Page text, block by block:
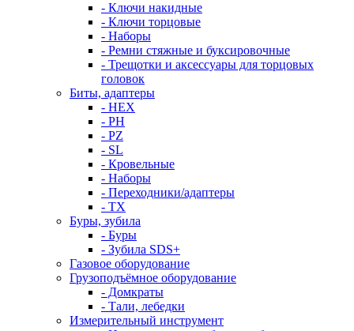
- Ключи накидные
- Ключи торцовые
- Наборы
- Ремни стяжные и буксировочные
- Трещотки и аксессуары для торцовых
головок
Биты, адаптеры
- HEX
- PH
- PZ
- SL
- Кровельные
- Наборы
- Переходники/адаптеры
- ТX
Буры, зубила
- Буры
- Зубила SDS+
Газовое оборудование
Грузоподъёмное оборудование
- Домкраты
- Тали, лебедки
Измерительный инструмент